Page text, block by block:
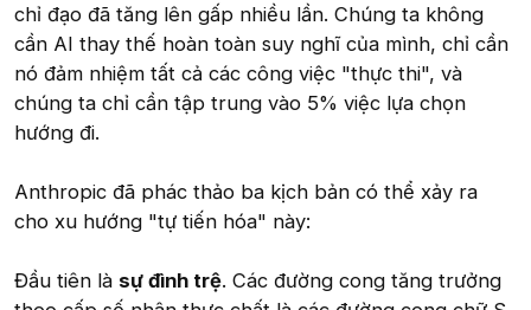
chỉ đạo đã tăng lên gấp nhiều lần. Chúng ta không
cần AI thay thế hoàn toàn suy nghĩ của mình, chỉ cần
nó đảm nhiệm tất cả các công việc "thực thi", và
chúng ta chỉ cần tập trung vào 5% việc lựa chọn
hướng đi.
Anthropic đã phác thảo ba kịch bản có thể xảy ra
cho xu hướng "tự tiến hóa" này:
Đầu tiên là sự đình trệ. Các đường cong tăng trưởng